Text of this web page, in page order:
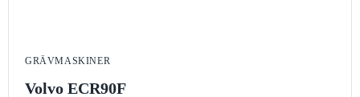
GRÄVMASKINER
Volvo ECR90F